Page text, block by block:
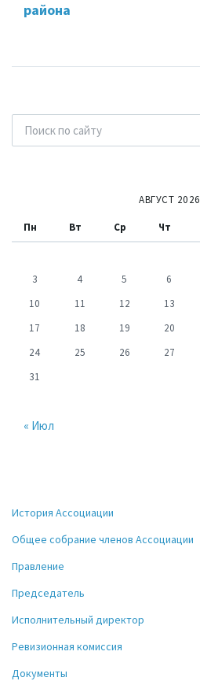
района
АВГУСТ 2026
Пн Вт Ср Чт
3
4 5 6
10
11 12 13
17
18 19 20
24
25 26 27
31
« Июл
История Ассоциации
Общее собрание членов Ассоциации
Правление
Председатель
Исполнительный директор
Ревизионная комиссия
Документы